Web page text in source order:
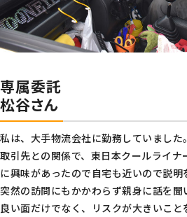
専属委託
松谷さん
私は、大手物流会社に勤務していました。
取引先との関係で、東日本クールライ
に興味があったので自宅も近いので説明
突然の訪問にもかかわらず親身に話を
良い面だけでなく、リスクが大きいこ